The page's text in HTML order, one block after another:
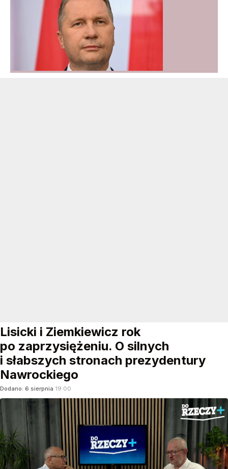
Lisicki i Ziemkiewicz rok
po zaprzysiężeniu. O silnych
i słabszych stronach prezydentury
Nawrockiego
Dodano: 6 sierpnia 19:00